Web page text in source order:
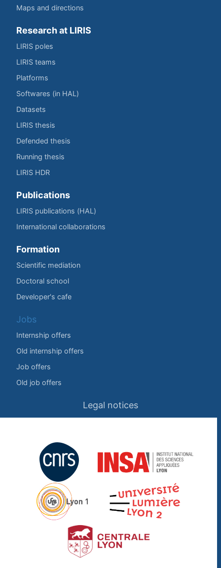
Maps and directions
Research at LIRIS
LIRIS poles
LIRIS teams
Platforms
Softwares (in HAL)
Datasets
LIRIS thesis
Defended thesis
Running thesis
LIRIS HDR
Publications
LIRIS publications (HAL)
International collaborations
Formation
Scientific mediation
Doctoral school
Developer's cafe
Jobs
Internship offers
Old internship offers
Job offers
Old job offers
Legal notices